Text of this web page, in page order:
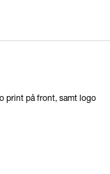
print på front, samt logo